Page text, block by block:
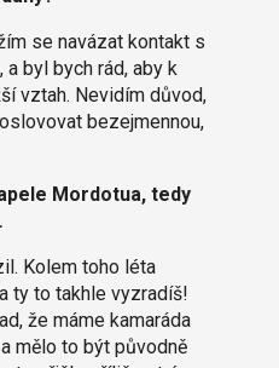
se navázat kontakt s
byl bych rád, aby k
vztah. Nevidím důvod,
bezejmennou,
Mordotua, tedy
Kolem toho léta
ty to takhle vyzradíš!
že máme kamaráda
mělo to být původně